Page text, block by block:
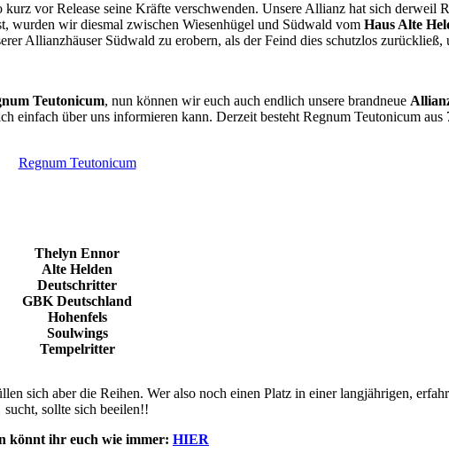
vor Release seine Kräfte verschwenden. Unsere Allianz hat sich derweil
wurden wir diesmal zwischen Wiesenhügel und Südwald vom Haus Alte
Allianzhäuser Südwald zu erobern, als der Feind dies schutzlos
Teutonicum, nun können wir euch auch endlich unsere brandneue
einfach über uns informieren kann. Derzeit besteht Regnum Teutonicum
Regnum Teutonicum
Thelyn Ennor
Alte Helden
Deutschritter
GBK Deutschland
Hohenfels
Soulwings
Tempelritter
sich aber die Reihen. Wer also noch einen Platz in einer langjährigen,
sucht, sollte sich beeilen!!
könnt ihr euch wie immer: HIER